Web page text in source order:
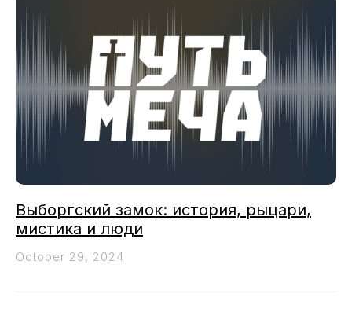
Выборгский замок: история, рыцари,
мистика и люди
October 29, 2024